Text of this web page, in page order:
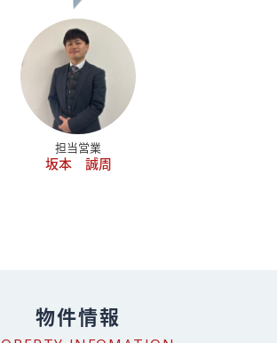
担当営業
坂本 誠周
物件情報